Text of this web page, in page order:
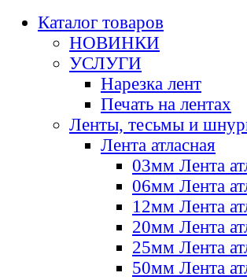
Каталог товаров
НОВИНКИ
УСЛУГИ
Нарезка лент
Печать на лентах
Ленты, тесьмы и
Лента атласная
03мм Лента
06мм Лента
12мм Лента
20мм Лента
25мм Лента
50мм Лента